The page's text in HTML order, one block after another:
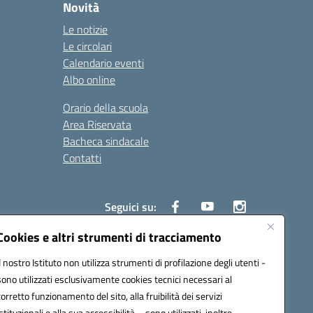
e altri strumenti di tracciamento
nostro Istituto non utilizza strumenti di profilazione degli utenti -
utilizzati esclusivamente cookies tecnici necessari al
funzionamento del sito, alla fruibilità dei servizi
Novità
Le notizie
Le circolari
Calendario eventi
Albo online
Orario della scuola
Area Riservata
Bacheca sindacale
Contatti
Seguici su: